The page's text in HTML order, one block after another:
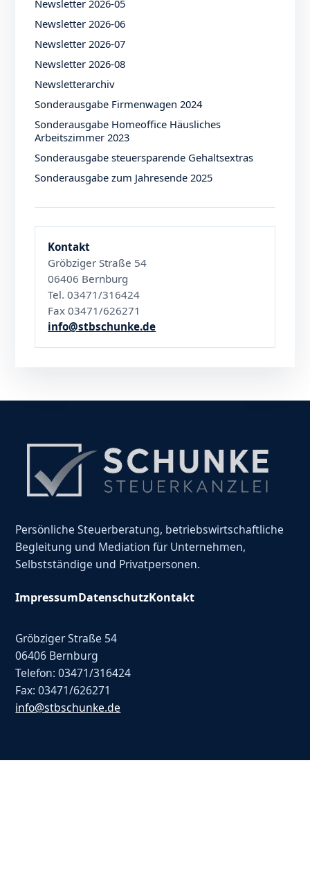
Newsletter 2026-05
Newsletter 2026-06
Newsletter 2026-07
Newsletter 2026-08
Newsletterarchiv
Sonderausgabe Firmenwagen 2024
Sonderausgabe Homeoffice Häusliches
Arbeitszimmer 2023
Sonderausgabe steuersparende Gehaltsextras
Sonderausgabe zum Jahresende 2025
Kontakt
Gröbziger Straße 54
06406 Bernburg
Tel. 03471/316424
Fax 03471/626271
info@stbschunke.de
Persönliche Steuerberatung, betriebswirtschaftliche
Begleitung und Mediation für Unternehmen,
Selbstständige und Privatpersonen.
ImpressumDatenschutzKontakt
Gröbziger Straße 54
06406 Bernburg
Telefon: 03471/316424
Fax: 03471/626271
info@stbschunke.de